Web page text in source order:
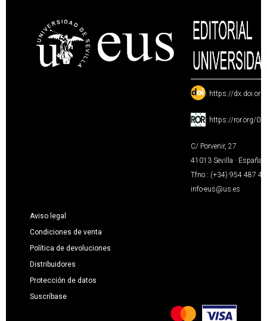
: https://
: https://ror.org/
C/ Porvenir, 27
41013 Sevilla · España
Tfno.: (+34) 954 487
info-eus@us.es
Aviso legal
Condiciones de venta
Política de devoluciones
Distribuidores
Protección de datos
Suscríbase